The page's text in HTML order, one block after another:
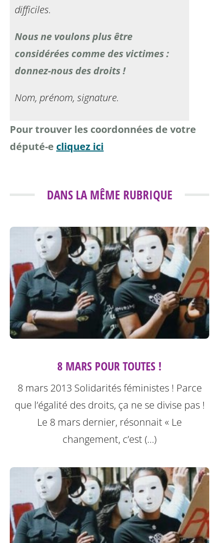
difficiles.
Nous ne voulons plus être
considérées comme des victimes :
donnez-nous des droits !
Nom, prénom, signature.
Pour trouver les coordonnées de votre
député-e cliquez ici
DANS LA MÊME RUBRIQUE
8 MARS POUR TOUTES !
8 mars 2013 Solidarités féministes ! Parce
que l’égalité des droits, ça ne se divise pas !
Le 8 mars dernier, résonnait « Le
changement, c’est (…)